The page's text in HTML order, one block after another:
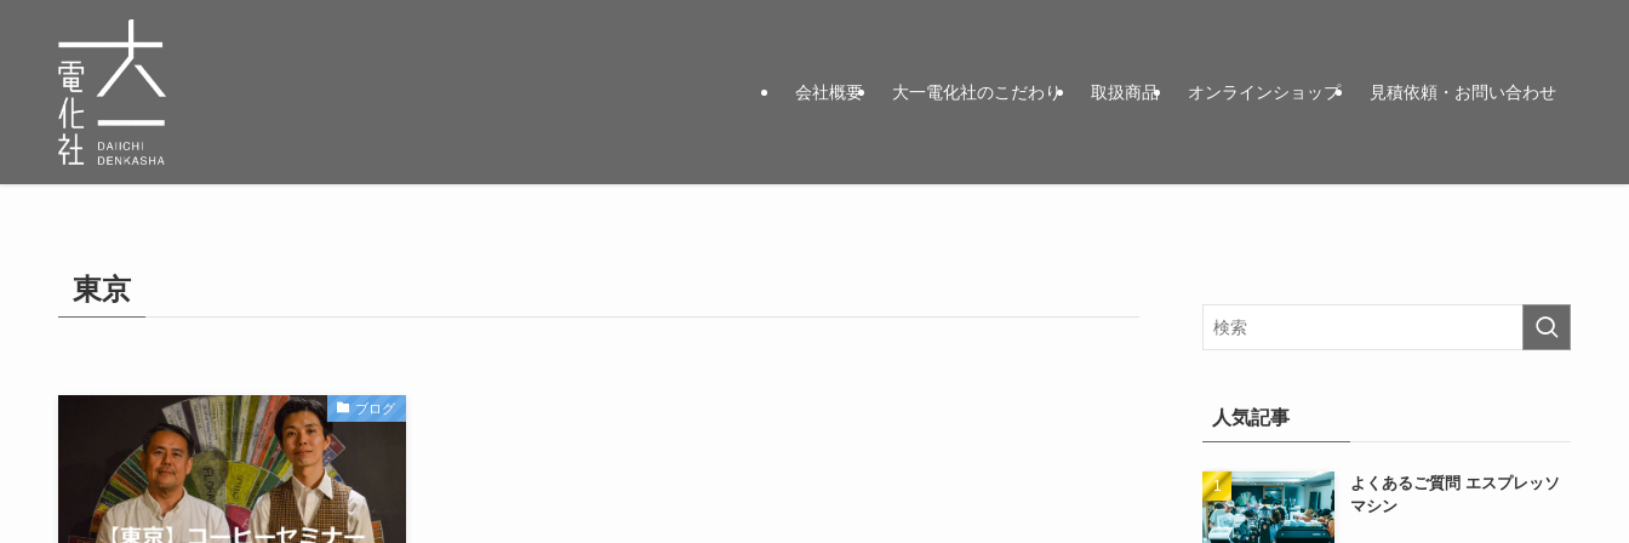
会社概要 大一電化社のこだわり 取扱商品 オンラインショップ 見積依頼・お問い合わせ
東京
ブログ 人気記事
よくあるご質問 エスプレッソ
マシン